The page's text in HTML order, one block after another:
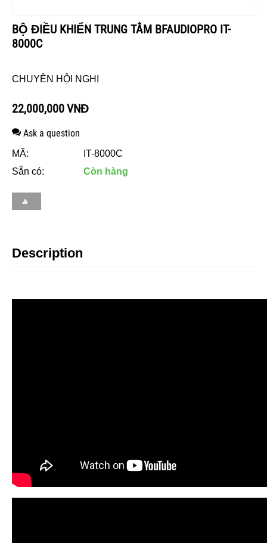
BỘ ĐIỀU KHIỂN TRUNG TÂM BFAUDIOPRO IT-
8000C
CHUYÊN HỘI NGHỊ
22,000,000VNĐ
Ask a question
MÃ:
IT-8000C
Sẵn có:
Còn hàng
Description